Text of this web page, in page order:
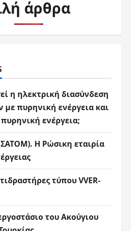
άρθρα
η ηλεκτρική διασύνδεση
πυρηνική ενέργεια και
ενέργεια;
Η Ρώσικη εταιρία
τύπου VVER-
του Ακούγιου